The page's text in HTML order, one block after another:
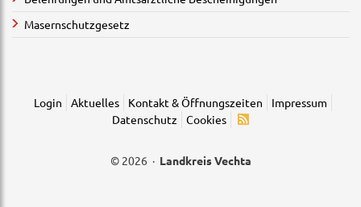
Masernschutzgesetz
Login Aktuelles Kontakt & Öffnungszeiten
Impressum
Datenschutz
Cookies
© 2026 · Landkreis Vechta